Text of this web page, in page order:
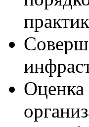
Оценка